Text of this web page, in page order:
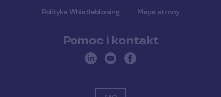
Polityka Whistleblowing Mapa strony
Pomoc i kontakt